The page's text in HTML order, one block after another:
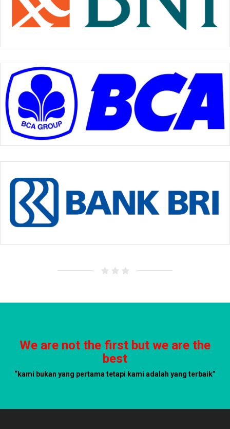
We are not the first but we are the
best
“kami bukan yang pertama tetapi kami adalah yang terbaik”